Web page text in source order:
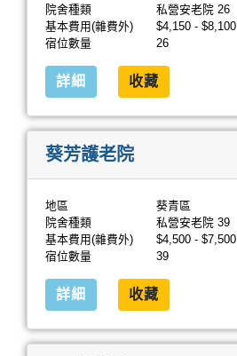
院舍種類
私營安老院 26
基本費用(雜費外)
$4,150 - $8,100
宿位數量
26
詳細 收藏
葵芳護老院
地區
葵青區
院舍種類
私營安老院 39
基本費用(雜費外)
$4,500 - $7,500
宿位數量
39
詳細 收藏